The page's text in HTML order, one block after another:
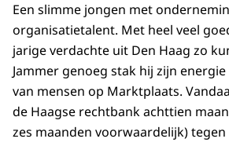
Een slimme jongen met
organisatietalent. Met heel veel
jarige verdachte uit Den Haag zo
Jammer genoeg stak hij zijn
van mensen op Marktplaats.
de Haagse rechtbank achttien
zes maanden voorwaardelijk) tegen